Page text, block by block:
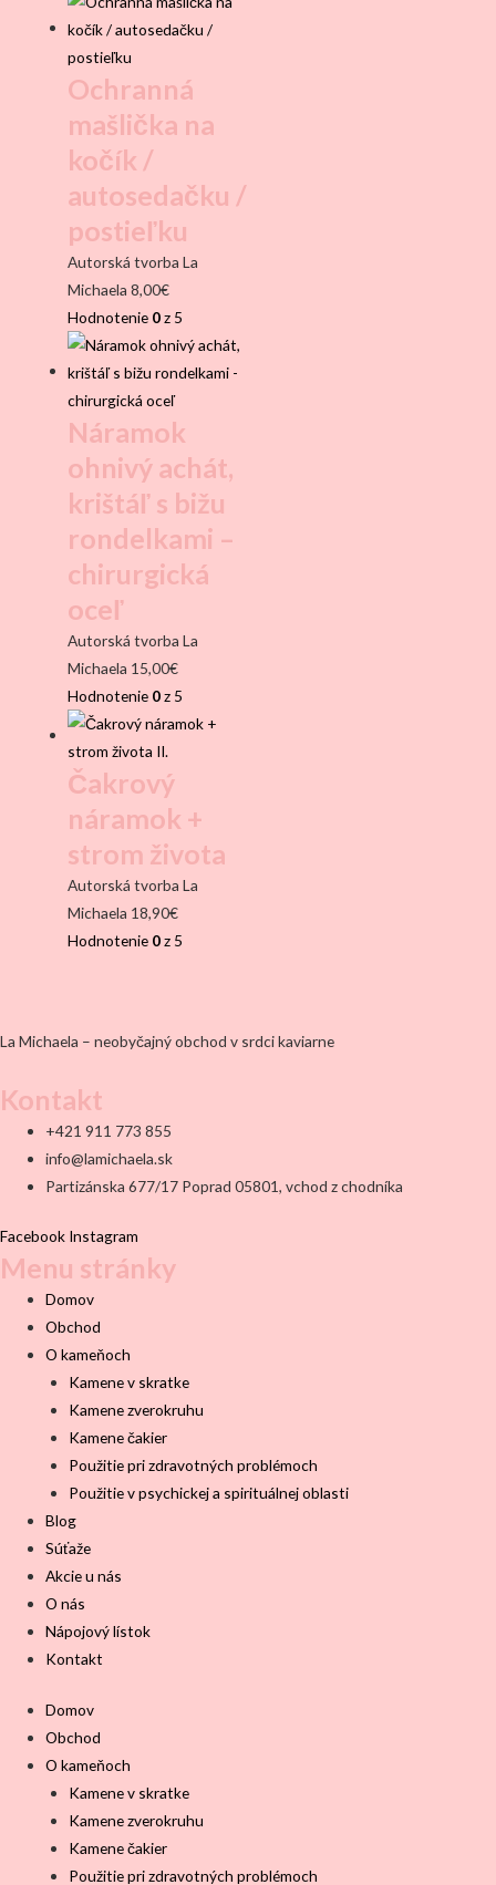
Ochranná
mašlička na
kočík /
autosedačku /
postieľku
Autorská tvorba La
Michaela8,00€
Hodnotenie 0z 5
Náramok
ohnivý achát,
krištáľ s bižu
rondelkami –
chirurgická
oceľ
Autorská tvorba La
Michaela 15,00€
Hodnotenie 0z 5
Čakrový
náramok +
strom života
Autorská tvorba La
Michaela 18,90€
Hodnotenie 0z 5
La Michaela – neobyčajný obchod v srdci kaviarne
Kontakt
+421 911 773 855
info@lamichaela.sk
Partizánska 677/17 Poprad 05801, vchod z chodníka
Facebook Instagram
Menu stránky
Domov
Obchod
O kameňoch
Kamene v skratke
Kamene zverokruhu
Kamene čakier
Použitie pri zdravotných problémoch
Použitie v psychickej a spirituálnej oblasti
Blog
Súťaže
Akcie u nás
O nás
Nápojový lístok
Kontakt
Domov
Obchod
O kameňoch
Kamene v skratke
Kamene zverokruhu
Kamene čakier
Použitie pri zdravotných problémoch